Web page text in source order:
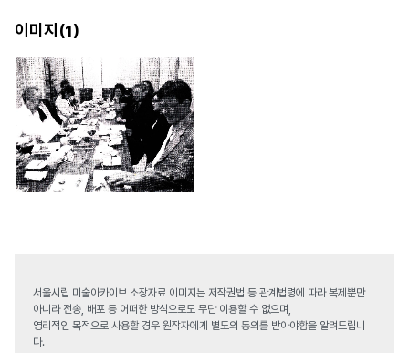
이미지(1)
서울시립 미술아카이브 소장자료 이미지는 저작권법 등 관계법령에 따라 복제뿐만
아니라 전송, 배포 등 어떠한 방식으로도 무단 이용할 수 없으며,
영리적인 목적으로 사용할 경우 원작자에게 별도의 동의를 받아야함을 알려드립니
다.